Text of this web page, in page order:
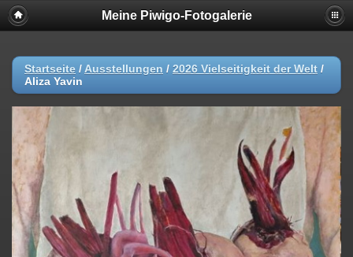
Meine Piwigo-Fotogalerie
Startseite / Ausstellungen / 2026 Vielseitigkeit der Welt /
Aliza Yavin